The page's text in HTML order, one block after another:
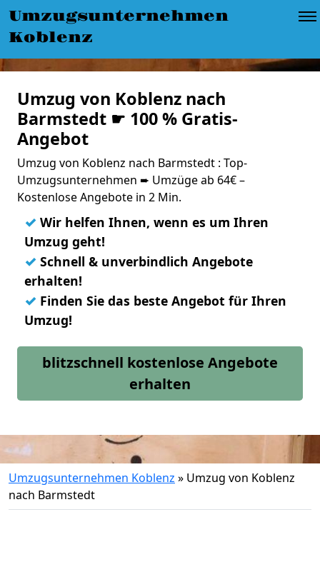
Umzugsunternehmen
Koblenz
Umzug von Koblenz nach
Barmstedt ☛ 100 % Gratis-
Angebot
Umzug von Koblenz nach Barmstedt : Top-
Umzugsunternehmen ➨ Umzüge ab 64€ –
Kostenlose Angebote in 2 Min.
✓ Wir helfen Ihnen, wenn es um Ihren
Umzug geht!
✓ Schnell & unverbindlich Angebote
erhalten!
✓ Finden Sie das beste Angebot für Ihren
Umzug!
blitzschnell kostenlose Angebote
erhalten
Umzugsunternehmen Koblenz » Umzug von Koblenz
nach Barmstedt